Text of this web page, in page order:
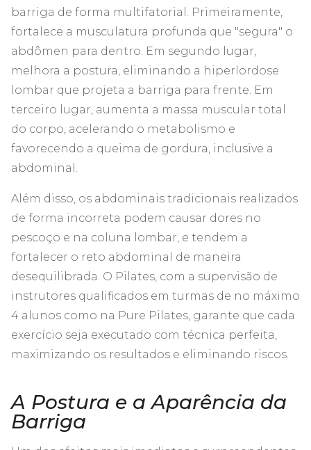
barriga de forma multifatorial. Primeiramente,
fortalece a musculatura profunda que "segura" o
abdômen para dentro. Em segundo lugar,
melhora a postura, eliminando a hiperlordose
lombar que projeta a barriga para frente. Em
terceiro lugar, aumenta a massa muscular total
do corpo, acelerando o metabolismo e
favorecendo a queima de gordura, inclusive a
abdominal.
Além disso, os abdominais tradicionais realizados
de forma incorreta podem causar dores no
pescoço e na coluna lombar, e tendem a
fortalecer o reto abdominal de maneira
desequilibrada. O Pilates, com a supervisão de
instrutores qualificados em turmas de no máximo
4 alunos como na Pure Pilates, garante que cada
exercício seja executado com técnica perfeita,
maximizando os resultados e eliminando riscos.
A Postura e a Aparência da
Barriga